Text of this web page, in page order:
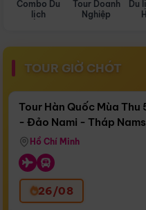
Combo Du
lịch
Tour Doanh
Nghiệp
Du
TOUR GIỜ CHÓT
Còn15 ngày 10:48:09
Bay Sun Phuquoc
Tour Hàn Quốc Mùa
- Đảo Nami - Tháp
Airways)
Hồ Chí Minh
26/08